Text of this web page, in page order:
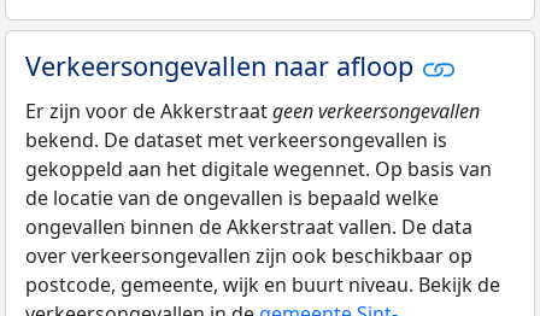
Verkeersongevallen naar afloop
Er zijn voor de Akkerstraatgeen verkeersongevallen
bekend. De dataset met verkeersongevallen is
gekoppeld aan het digitale wegennet. Op basis van
de locatie van de ongevallen is bepaald welke
ongevallen binnen de Akkerstraat vallen. De data
over verkeersongevallen zijn ook beschikbaar op
postcode, gemeente, wijk en buurt niveau. Bekijk de